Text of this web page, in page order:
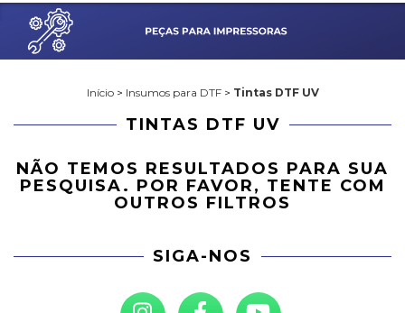
Início > Insumos para DTF > Tintas DTF UV
TINTAS DTF UV
NÃO TEMOS RESULTADOS PARA SUA
PESQUISA. POR FAVOR, TENTE COM
OUTROS FILTROS
SIGA-NOS